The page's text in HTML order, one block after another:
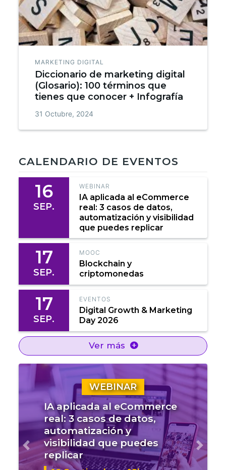
MARKETING DIGITAL
Diccionario de marketing digital
(Glosario): 100 términos que
tienes que conocer + Infografía
31 Octubre, 2024
CALENDARIO DE EVENTOS
16
SEP.
WEBINAR
IA aplicada al eCommerce
real: 3 casos de datos,
automatización y visibilidad
que puedes replicar
17
SEP.
MOOC
Blockchain y
criptomonedas
17
SEP.
EVENTOS
Digital Growth & Marketing
Day 2026
Ver más
WEBINAR
IA aplicada al eCommerce
real: 3 casos de datos,
automatización y
visibilidad que puedes
replicar
Anterior